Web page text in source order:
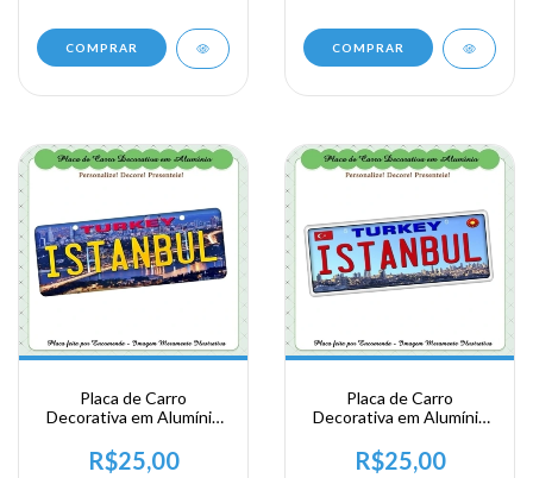
COMPRAR COMPRAR
Placa de Carro
Decorativa em Alumínio
Viagem a Istanbul ns
Turquia - (cópia)
R$25,00
Placa de Carro
Decorativa em Alumínio
Viagem a Istanbul ns
Turquia
R$25,00